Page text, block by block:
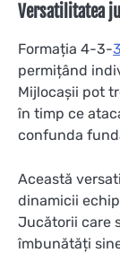
Versatilitatea
Formația 4-3-
permițând
Mijlocașii pot
în timp ce
confunda
Această
dinamicii
Jucătorii care
îmbunătăți